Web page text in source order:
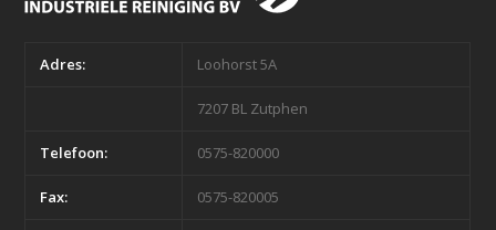
Adres: Loohorst 5A
7207 BL Zutphen
Telefoon: 0575-820000
Fax: 0575-820005